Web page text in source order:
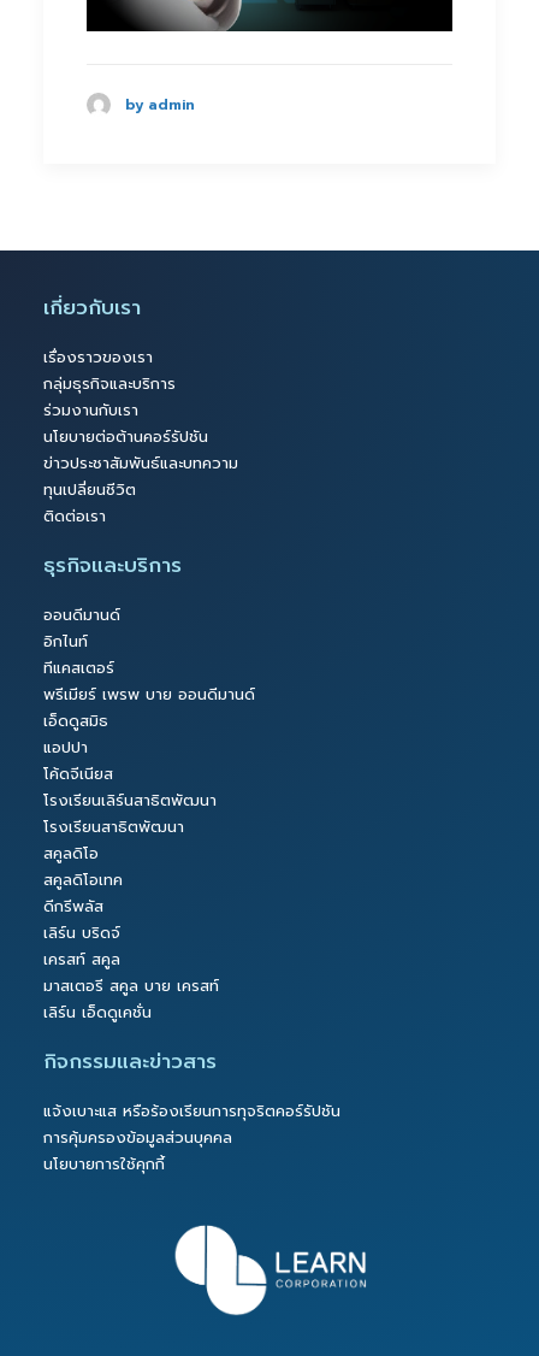
by admin
เกี่ยวกับเรา
เรื่องราวของเรา
กลุ่มธุรกิจและบริการ
ร่วมงานกับเรา
นโยบายต่อต้านคอร์รัปชัน
ข่าวประชาสัมพันธ์และบทความ
ทุนเปลี่ยนชีวิต
ติดต่อเรา
ธุรกิจและบริการ
ออนดีมานด์
อิกไนท์
ทีแคสเตอร์
พรีเมียร์ เพรพ บาย ออนดีมานด์
เอ็ดดูสมิธ
แอปปา
โค้ดจีเนียส
โรงเรียนเลิร์นสาธิตพัฒนา
โรงเรียนสาธิตพัฒนา
สคูลดิโอ
สคูลดิโอเทค
ดีกรีพลัส
เลิร์น บริดจ์
เครสท์ สคูล
มาสเตอรี สคูล บาย เครสท์
เลิร์น เอ็ดดูเคชั่น
กิจกรรมและข่าวสาร
แจ้งเบาะแส หรือร้องเรียนการทุจริตคอร์รัปชัน
การคุ้มครองข้อมูลส่วนบุคคล
นโยบายการใช้คุกกี้